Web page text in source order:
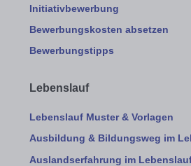
Initiativbewerbung
Bewerbungskosten absetzen
Bewerbungstipps
Lebenslauf
Lebenslauf Muster & Vorlagen
Ausbildung & Bildungsweg im
Auslandserfahrung im